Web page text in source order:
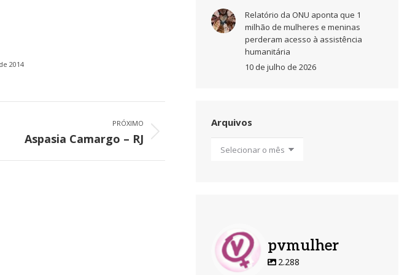
2014
PRÓXIMO
Aspasia Camargo – RJ
Relatório da ONU aponta que 1
milhão de mulheres e meninas
perderam acesso à assistência
humanitária
10 de julho de 2026
Arquivos
pvmulher
2.288